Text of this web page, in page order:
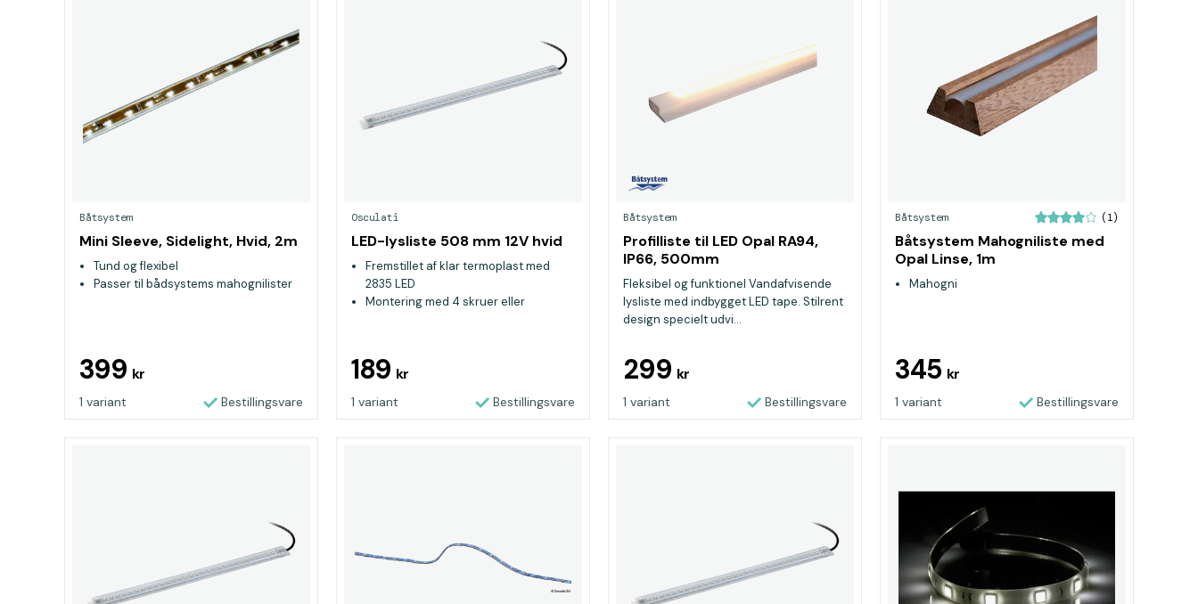
Båtsystem
Mini Sleeve, Sidelight, Hvid, 2m
Tund og flexibel
Passer til bådsystems mahognilister
399 kr
1 variant Bestillingsvare
Osculati
LED-lysliste 508 mm 12V hvid
Fremstillet af klar termoplast med
2835 LED
Montering med 4 skruer eller
189 kr
1 variant Bestillingsvare
Båtsystem
Profilliste til LED Opal RA94,
IP66, 500mm
Fleksibel og funktionel Vandafvisende
lysliste med indbygget LED tape. Stilrent
design specielt udvi...
299 kr
1 variant Bestillingsvare
Båtsystem (1)
Båtsystem Mahogniliste med
Opal Linse, 1m
Mahogni
345 kr
1 variant Bestillingsvare